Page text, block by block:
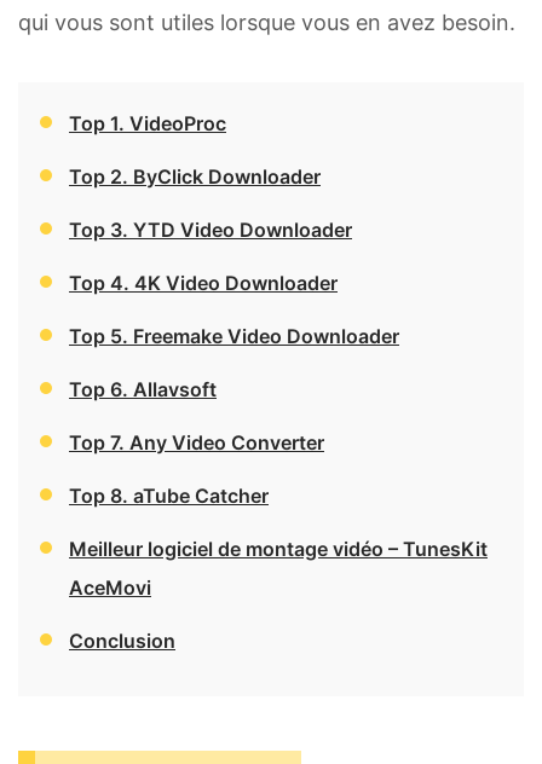
qui vous sont utiles lorsque vous en avez besoin.
Top 1. VideoProc
Top 2. ByClick Downloader
Top 3. YTD Video Downloader
Top 4. 4K Video Downloader
Top 5. Freemake Video Downloader
Top 6. Allavsoft
Top 7. Any Video Converter
Top 8. aTube Catcher
Meilleur logiciel de montage vidéo – TunesKit
AceMovi
Conclusion